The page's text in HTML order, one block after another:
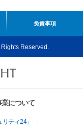
免責事項
Reserved.
について
ティ24」